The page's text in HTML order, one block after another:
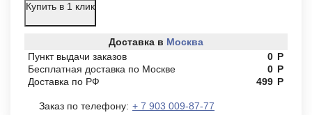
Купить в 1 клик
Доставка в Москва
Пункт выдачи заказов
0 Р
Бесплатная доставка по Москве
0 Р
Доставка по РФ
499 Р
Заказ по телефону: + 7 903 009-87-77